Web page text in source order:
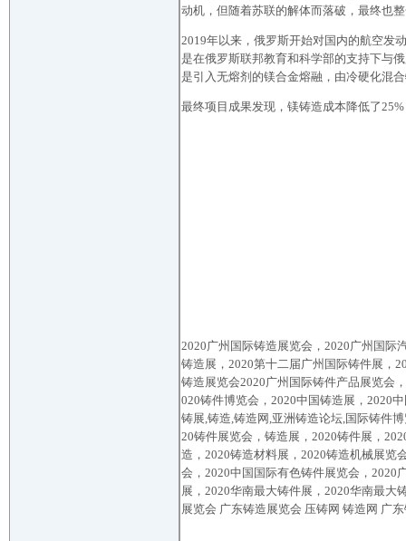
动机，但随着苏联的解体而落破，最终也
2019年以来，俄罗斯开始对国内的航空发
是在俄罗斯联邦教育和科学部的支持下与
是引入无熔剂的镁合金熔融，由冷硬化混
最终项目成果发现，镁铸造成本降低了
2020广州 国际铸造展览会， 2020广州 国际
铸造展， 2020第十二届广州 国际铸件展，
铸造展览会2020广州 国际铸件产品展览会，
020铸件博览会， 2020中国铸造展， 2020
铸展,铸造,铸造网 ,亚洲铸造论坛,国际铸件
20铸件展览会，铸造展， 2020铸件展，
造， 2020铸造材料展， 2020铸造机械展览
会， 2020中国国际有色铸件展览会， 2020
展， 2020华南最大铸件展， 2020华南最大
展览会 广东铸造展览会 压铸网 铸造网 广